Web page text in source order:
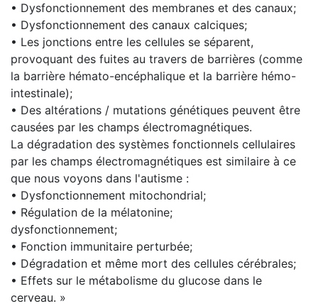
• Dysfonctionnement des membranes et des canaux;
• Dysfonctionnement des canaux calciques;
• Les jonctions entre les cellules se séparent,
provoquant des fuites au travers de barrières (comme
la barrière hémato-encéphalique et la barrière hémo-
intestinale);
• Des altérations / mutations génétiques peuvent être
causées par les champs électromagnétiques.
La dégradation des systèmes fonctionnels cellulaires
par les champs électromagnétiques est similaire à ce
que nous voyons dans l'autisme :
• Dysfonctionnement mitochondrial;
• Régulation de la mélatonine;
dysfonctionnement;
• Fonction immunitaire perturbée;
• Dégradation et même mort des cellules cérébrales;
• Effets sur le métabolisme du glucose dans le
cerveau. »